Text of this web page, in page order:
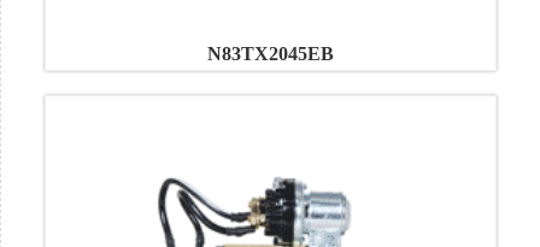
N83TX2045EB